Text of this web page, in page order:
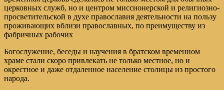
церковных служб, но и центром миссионерской и религиозно-
просветительской в духе православия деятельности на пользу
проживающих вблизи православных, по преимуществу из
фабричных рабочих
Богослужение, беседы и научения в братском временном
храме стали скоро привлекать не только местное, но и
окрестное и даже отдаленное население столицы из простого
народа.